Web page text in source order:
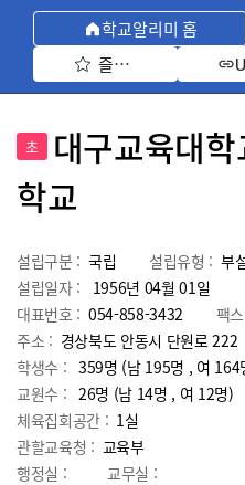
학교알리미 홈
즐겨찾기 선택
초
대구교육대
학교
설립구분 : 국립 설립유형 : 부
설립일자 :
1956년 04월 01일
대표번호 : 054-858-3432 팩
주소 : 경상북도 안동시 단원로 222
학생수 : 359명 (남 195명 , 여 164
교원수 : 26명 (남 14명 , 여 12명)
체육집회공간 : 1실
관할교육청 : 교육부
행정실 :
교무실 :